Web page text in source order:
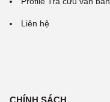
Liên hệ
CHÍNH SÁCH